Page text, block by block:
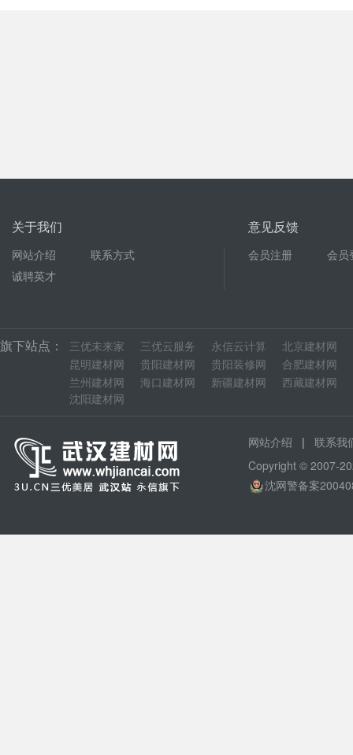
关于我们
网站介绍
联系方式
诚聘英才
意见反馈
会员注册 会员
旗下站点： 三优未来家 三优云服务 永信云计算 北京建材网
昆明建材网
贵阳建材网 贵阳装修网 合肥建材网
兰州建材网
海口建材网 新疆建材网 西藏建材网
沈阳建材网
网站介绍 | 联系我
Copyright © 2007-
沈网警备案